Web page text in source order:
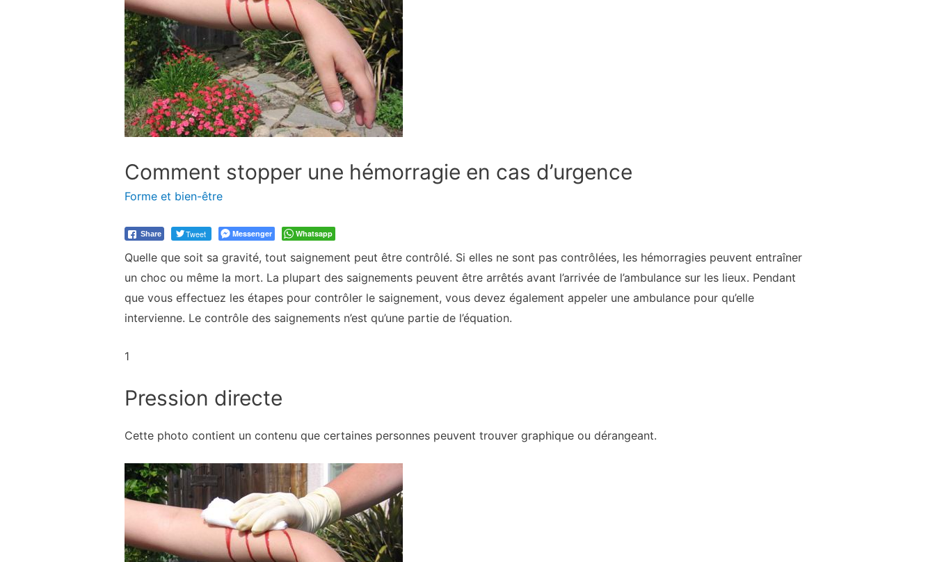
Comment stopper une hémorragie en cas d’urgence
Forme et bien-être
Share Tweet Messenger Whatsapp
Quelle que soit sa gravité, tout saignement peut être contrôlé. Si elles ne sont pas contrôlées, les hémorragies peuvent entraîner
un choc ou même la mort. La plupart des saignements peuvent être arrêtés avant l’arrivée de l’ambulance sur les lieux. Pendant
que vous effectuez les étapes pour contrôler le saignement, vous devez également appeler une ambulance pour qu’elle
intervienne. Le contrôle des saignements n’est qu’une partie de l’équation.
1
Pression directe
Cette photo contient un contenu que certaines personnes peuvent trouver graphique ou dérangeant.